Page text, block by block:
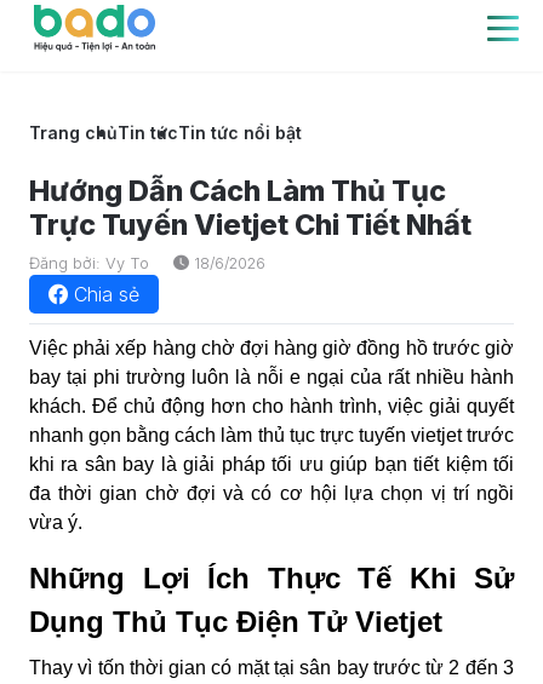
Trang chủTin tứcTin tức nổi bật
Hướng Dẫn Cách Làm Thủ Tục
Trực Tuyến Vietjet Chi Tiết Nhất
Đăng bởi: Vy To 18/6/2026
Chia sẻ
Việc phải xếp hàng chờ đợi hàng giờ đồng hồ trước giờ
bay tại phi trường luôn là nỗi e ngại của rất nhiều hành
khách. Để chủ động hơn cho hành trình, việc giải quyết
nhanh gọn bằng cách làm thủ tục trực tuyến vietjettrước
khi ra sân bay là giải pháp tối ưu giúp bạn tiết kiệm tối
đa thời gian chờ đợi và có cơ hội lựa chọn vị trí ngồi
vừa ý.
Những Lợi Ích Thực Tế Khi Sử
Dụng Thủ Tục Điện Tử Vietjet
Thay vì tốn thời gian có mặt tại sân bay trước từ 2 đến 3